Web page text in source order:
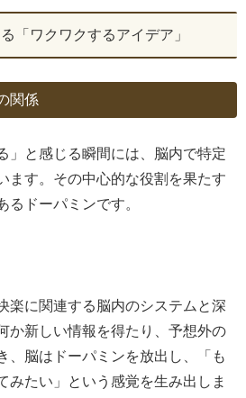
「ワクワクするアイデア」
関係
」と感じる瞬間には、脳内で特定
ます。その中心的な役割を果たす
るドーパミンです。
楽に関連する脳内のシステムと深
か新しい情報を得たり、予想外の
、脳はドーパミンを放出し、「も
みたい」という感覚を生み出しま